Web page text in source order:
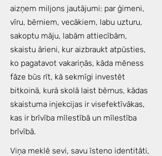
aizņem miljons jautājumi: par ģimeni,
vīru, bērniem, vecākiem, labu uzturu,
sakoptu māju, labām attiecībām,
skaistu ārieni, kur aizbraukt atpūsties,
ko pagatavot vakariņās, kāda mēness
fāze būs rīt, kā sekmīgi investēt
bitkoinā, kurā skolā laist bērnus, kādas
skaistuma injekcijas ir visefektīvākas,
kas ir brīvība mīlestībā un mīlestība
brīvībā.
Viņa meklē sevi, savu īsteno identitāti,